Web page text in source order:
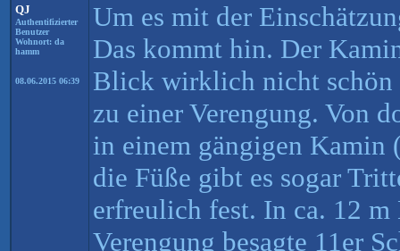
QJ
Authentifizierter
Benutzer
Wohnort: da
hamm
08.06.2015 06:39
Um es mit der
Das kommt hin. Der
Blick wirklich nicht schön
zu einer Verengung. Von
in einem gängigen Kamin
die Füße gibt es sogar
erfreulich fest. In ca. 12
Verengung besagte 11er